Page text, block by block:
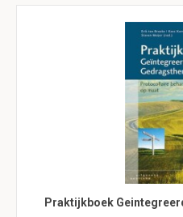
Praktijkboek